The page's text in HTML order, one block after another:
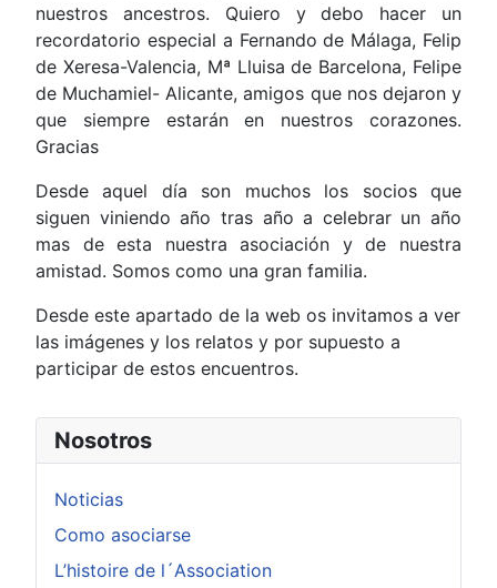
Nosotros
Noticias
Como asociarse
L’histoire de l´Association
nuestros ancestros. Quiero y debo hacer un
recordatorio especial a Fernando de Málaga, Felip
de Xeresa-Valencia, Mª Lluisa de Barcelona, Felipe
de Muchamiel- Alicante, amigos que nos dejaron y
que siempre estarán en nuestros corazones.
Gracias
Desde aquel día son muchos los socios que
siguen viniendo año tras año a celebrar un año
mas de esta nuestra asociación y de nuestra
amistad. Somos como una gran familia.
Desde este apartado de la web os invitamos a ver
las imágenes y los relatos y por supuesto a
participar de estos encuentros.